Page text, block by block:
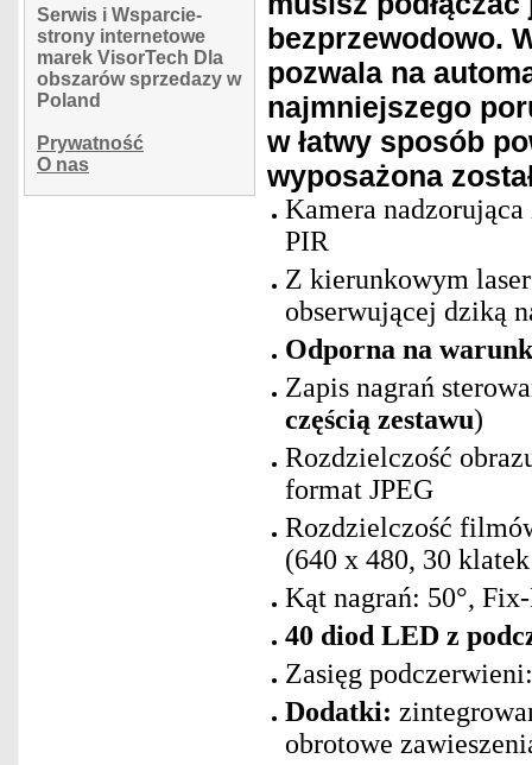
Serwis i Wsparcie-
strony internetowe
marek VisorTech Dla
obszarów sprzedazy w
Poland
Prywatność
O nas
bezprzewodowo.
pozwala na
najmniejszego
w łatwy sposób
wyposażona
Kamera
PIR
Z kierunkowym
obserwującej dziką
Odporna na
Zapis nagrań
częścią zestawu)
Rozdzielczość
format JPEG
Rozdzielczość
(640 x 480, 30
Kąt nagrań: 50°,
40 diod LED z
Zasięg
Dodatki:
obrotowe